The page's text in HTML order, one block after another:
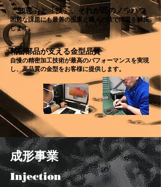
「知恵」と「技」、それが匠のノウハウ
困難な課題にも最善の提案と職人の技で問題を解決
します。
精密部品が支える金型品質
自慢の精密加工技術が最高のパフォーマンスを実現
し、高品質の金型をお客様に提供します。
成形事業
Injection